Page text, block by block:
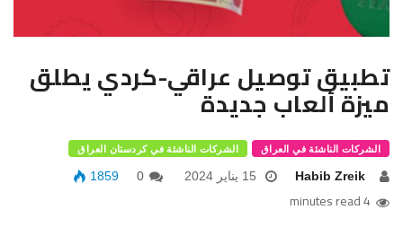
تطبيق توصيل عراقي-كردي يطلق
ميزة ألعاب جديدة
الشركات الناشئة في العراق الشركات الناشئة في كردستان العراق
Habib Zreik
0
1859
4 minutes read